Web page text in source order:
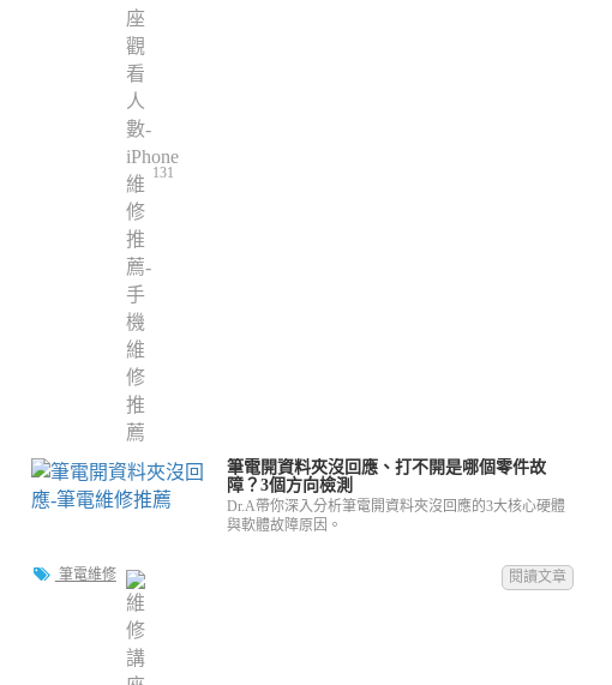
131
筆電開資料夾沒回應、打不開是哪個零件故
障？3個方向檢測
Dr.A帶你深入分析筆電開資料夾沒回應的3大核心硬體
與軟體故障原因。
筆電維修 閱讀文章